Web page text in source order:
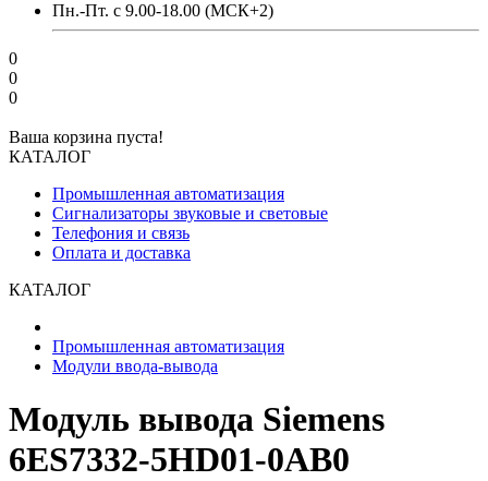
Пн.-Пт. с 9.00-18.00 (МСК+2)
0
0
0
Ваша корзина пуста!
КАТАЛОГ
Промышленная автоматизация
Сигнализаторы звуковые и световые
Телефония и связь
Оплата и доставка
КАТАЛОГ
Промышленная автоматизация
Модули ввода-вывода
Модуль вывода Siemens
6ES7332-5HD01-0AB0